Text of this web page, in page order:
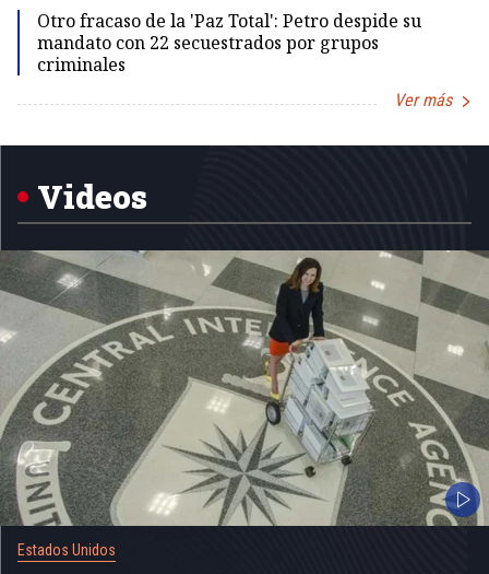
Otro fracaso de la 'Paz Total': Petro despide su
mandato con 22 secuestrados por grupos
criminales
Ver más
Videos
Estados Unidos